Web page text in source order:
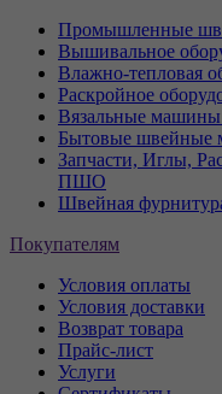
Промышленные
Вышивальное
Влажно-тепловая
Раскройное
Вязальные
Бытовые швейные
Запчасти, Иглы,
ПШО
Швейная
Покупателям
Условия оплаты
Условия доставки
Возврат товара
Прайс-лист
Услуги